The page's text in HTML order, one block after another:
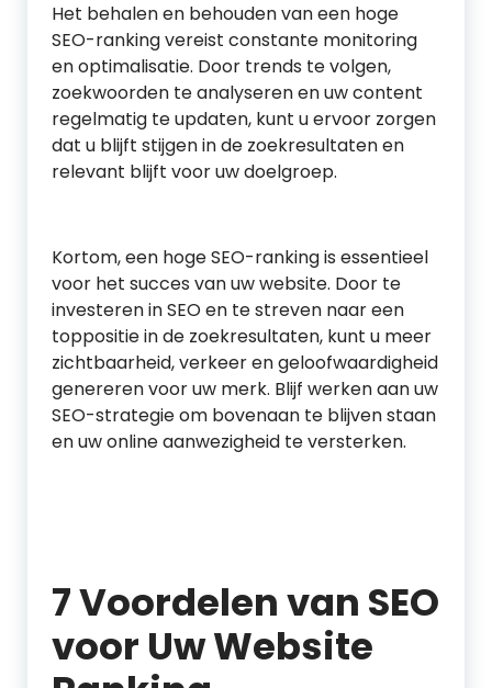
Het behalen en behouden van een hoge
SEO-ranking vereist constante monitoring
en optimalisatie. Door trends te volgen,
zoekwoorden te analyseren en uw content
regelmatig te updaten, kunt u ervoor zorgen
dat u blijft stijgen in de zoekresultaten en
relevant blijft voor uw doelgroep.
Kortom, een hoge SEO-ranking is essentieel
voor het succes van uw website. Door te
investeren in SEO en te streven naar een
toppositie in de zoekresultaten, kunt u meer
zichtbaarheid, verkeer en geloofwaardigheid
genereren voor uw merk. Blijf werken aan uw
SEO-strategie om bovenaan te blijven staan
en uw online aanwezigheid te versterken.
7 Voordelen van SEO
voor Uw Website